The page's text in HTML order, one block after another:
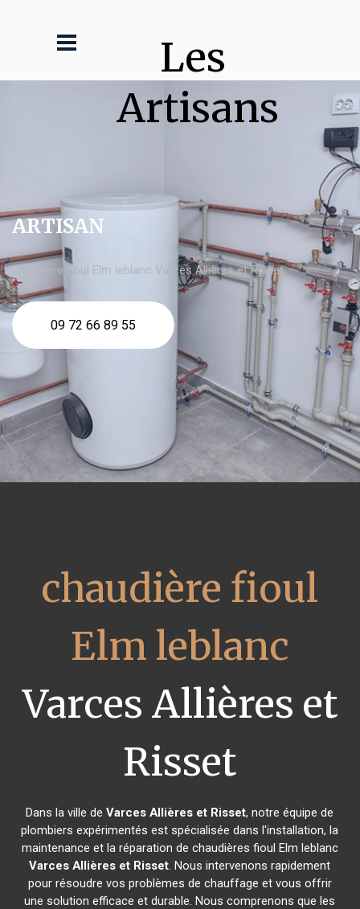
Les
Artisans
ARTISAN
chaudière fioul Elm leblanc Varces Allières et Risset
09 72 66 89 55
chaudière fioul
Elm leblanc
Varces Allières et
Risset
Dans la ville deVarces Allières et Risset, notre équipe de
plombiers expérimentés est spécialisée dans l'installation, la
maintenance et la réparation de chaudières fioul Elm leblanc
Varces Allières et Risset. Nous intervenons rapidement
pour résoudre vos problèmes de chauffage et vous offrir
une solution efficace et durable. Nous comprenons que les